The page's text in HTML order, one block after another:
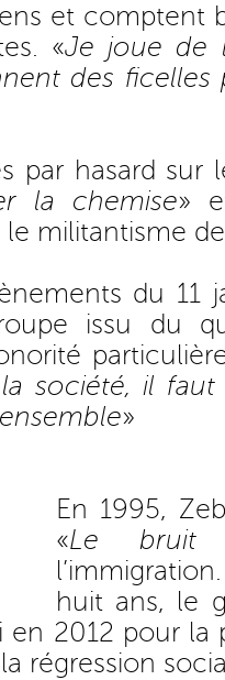
et comptent
«Je joue de
des
par hasard sur
la chemise»
militantisme
du 11
issu du
société, il faut
»
En 1995,
«Le bruit
huit ans, le
en 2012 pour la
régression